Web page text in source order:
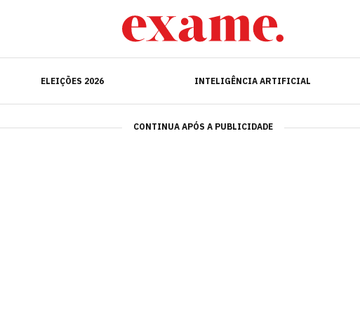
ELEIÇÕES 2026 INTELIGÊNCIA ARTIFICIAL
INTELIGÊNCIA ARTIFICIAL
CONTINUA APÓS A PUBLICIDADE